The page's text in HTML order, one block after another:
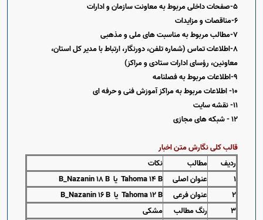
5-صفحات داخلی مربوط به معاونت سازمان و ادارات
6-مناقصات و مزایدات
7-مطالب مربوط به مناسبت های ملی و مذهبی
8-اطلاعات تماس (شماره تلفن، دورنگار، ارتباط با مدیر کل استان،
معاونین، رؤسای ادارات ستادی و مراکز)
9-اطلاعات مربوط به فصلنامه
10- اطلاعات مربوط به مراکز آموزش فنی و حرفه ای
11- نقشه سایت
12 - شبکه های مجازی
قالب کلی نگارش متن اخبار
ردیف
مطالب
نکات
۱
عنوان اصلی Tahoma۱۴B یا B_Nazanin۱۸B
۲
عنوان فرعی Tahoma۱۲B یا B_Nazanin۱۶B
۳
رنگ مطالب
مشکی